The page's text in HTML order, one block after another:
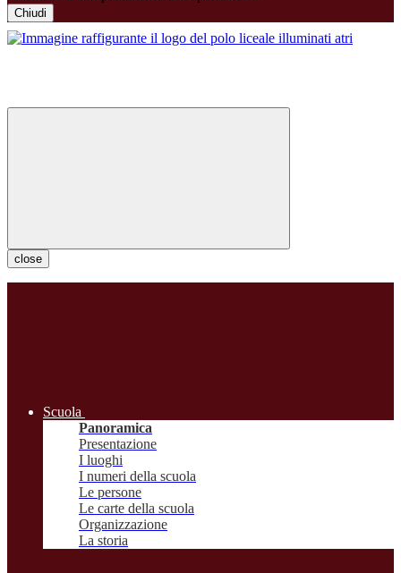
Chiudi
close
Scuola
Panoramica
Presentazione
I luoghi
I numeri della scuola
Le persone
Le carte della scuola
Organizzazione
La storia